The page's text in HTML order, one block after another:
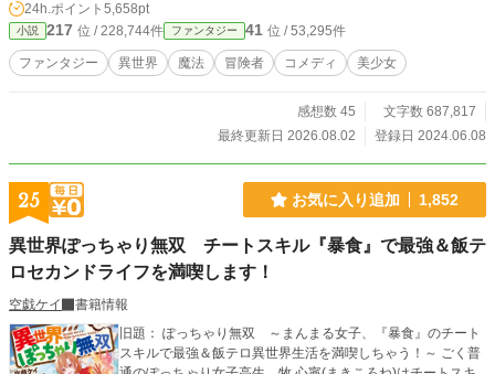
24h.ポイント 5,658pt
小説 217 位 / 228,744件 ファンタジー 41 位 / 53,295件
ファンタジー 異世界 魔法 冒険者 コメディ 美少女
感想数 45
文字数 687,817
最終更新日 2026.08.02
登録日 2024.06.08
25 お気に入り追加 1,852
異世界ぽっちゃり無双 チートスキル『暴食』で最強＆飯テ
ロセカンドライフを満喫します！
空戯ケイ
書籍情報
旧題： ぽっちゃり無双 ～まんまる女子、『暴食』のチート
スキルで最強＆飯テロ異世界生活を満喫しちゃう！～ ごく普